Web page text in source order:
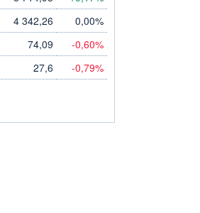
4 342,26 0,00%
74,09 -0,60%
27,6 -0,79%